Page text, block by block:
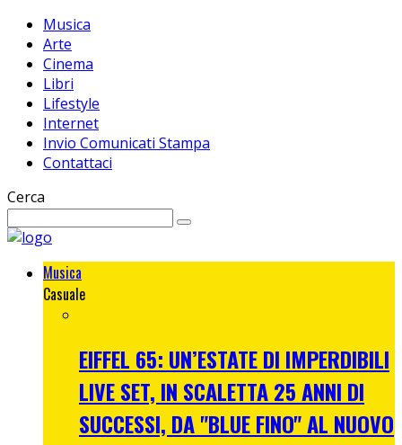
Musica
Arte
Cinema
Libri
Lifestyle
Internet
Invio Comunicati Stampa
Contattaci
Cerca
Musica
Casuale
EIFFEL 65: UN’ESTATE DI IMPERDIBILI
LIVE SET, IN SCALETTA 25 ANNI DI
SUCCESSI, DA "BLUE FINO" AL NUOVO